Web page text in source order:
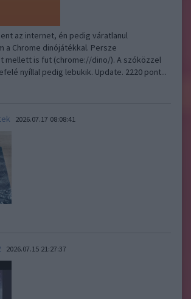
az internet, én pedig váratlanul
a Chrome dinójátékkal. Persze
mellett is fut (chrome://dino/). A szóközzel
nyíllal pedig lebukik. Update. 2220 pont...
2026.07.17 08:08:41
2026.07.15 21:27:37